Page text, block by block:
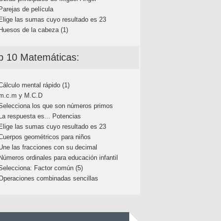
de película
las sumas cuyo resultado es 23
de la cabeza (1)
10 Matemáticas:
mental rápido (1)
y M.C.D
los que son números primos
respuesta es... Potencias
las sumas cuyo resultado es 23
geométricos para niños
las fracciones con su decimal
ordinales para educación infantil
Factor común (5)
combinadas sencillas